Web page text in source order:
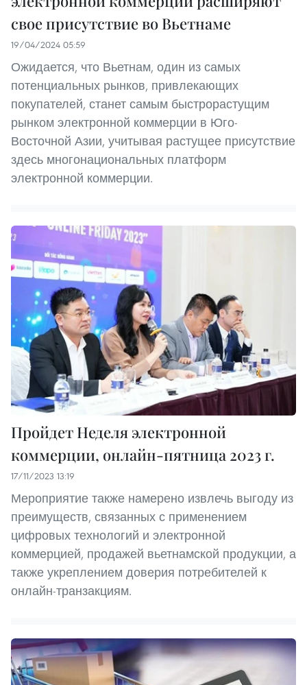
свое присутствие во Вьетнаме
19/04/2024 05:59
Ожидается, что Вьетнам, один из самых
потенциальных рынков, привлекающих
покупателей, станет самым быстрорастущим
рынком электронной коммерции в Юго-
Восточной Азии, учитывая растущее присутствие
здесь многонациональных платформ
электронной коммерции.
Пройдет Неделя электронной
коммерции, онлайн-пятница 2023 г.
17/11/2023 13:19
Мероприятие также намерено извлечь выгоду из
преимуществ, связанных с применением
цифровых технологий и электронной
коммерцией, продажей вьетнамской продукции, а
также укреплением доверия потребителей к
онлайн-транзакциям.